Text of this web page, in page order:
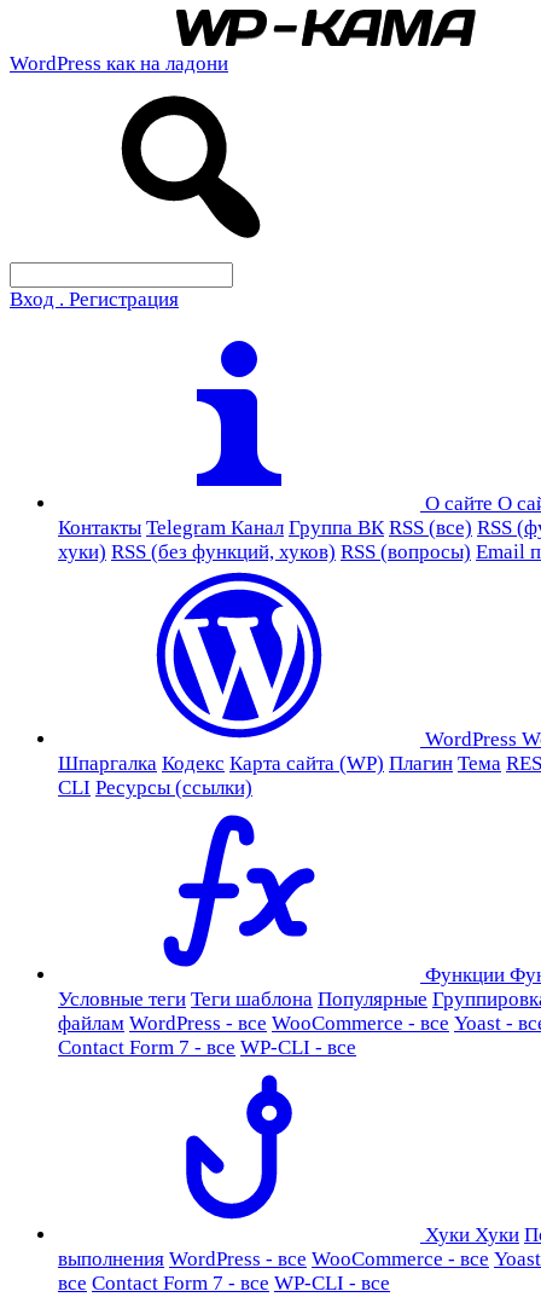
WordPress как на ладони
Вход . Регистрация
О сайте О
Контакты Telegram Канал Группа ВК RSS (все) RSS
хуки) RSS (без функций, хуков) RSS (вопросы) Email
WordPress
Шпаргалка Кодекс Карта сайта (WP) Плагин Тема
CLI Ресурсы (ссылки)
Функции
Условные теги Теги шаблона Популярные
файлам WordPress - все WooCommerce - все Yoast -
Contact Form 7 - все WP-CLI - все
Хуки Хуки
выполнения WordPress - все WooCommerce - все
все Contact Form 7 - все WP-CLI - все